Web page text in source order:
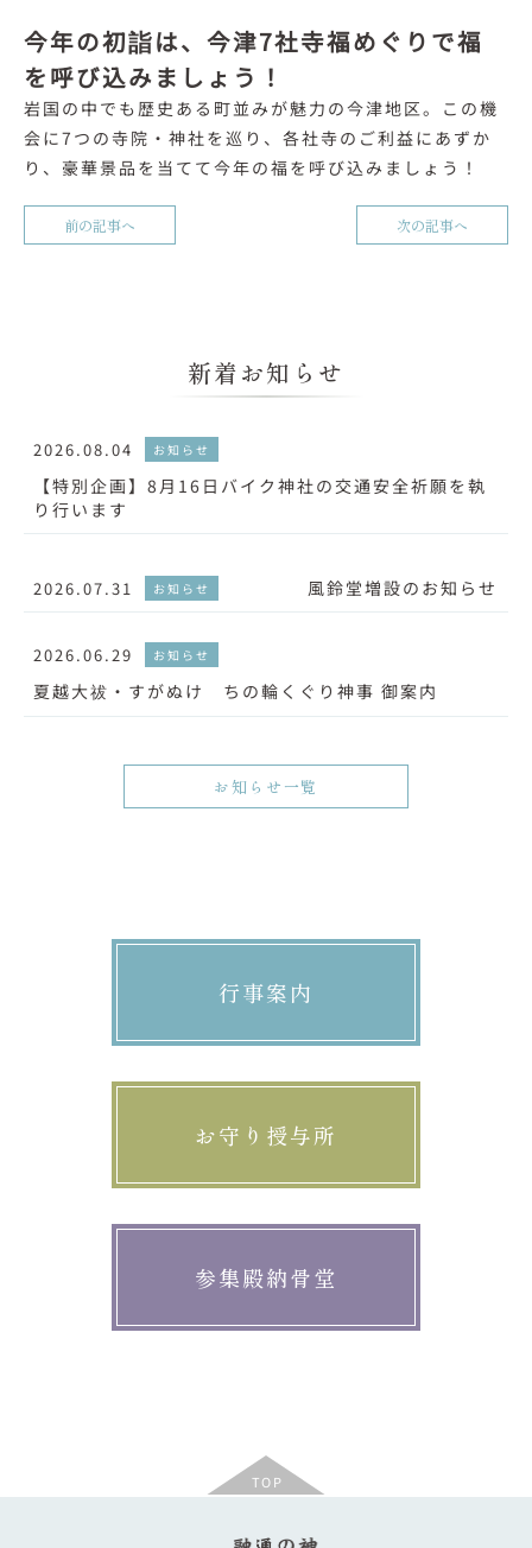
今年の初詣は、今津7社寺福めぐりで福
を呼び込みましょう！
岩国の中でも歴史ある町並みが魅力の今津地区。この機
会に7つの寺院・神社を巡り、各社寺のご利益にあずか
り、豪華景品を当てて今年の福を呼び込みましょう！
前の記事へ 次の記事へ
新着お知らせ
2026.08.04 お知らせ
【特別企画】8月16日バイク神社の交通安全祈願を執
り行います
2026.07.31 お知らせ 風鈴堂増設のお知らせ
2026.06.29 お知らせ
夏越大祓・すがぬけ ちの輪くぐり神事 御案内
お知らせ一覧
行事案内
お守り授与所
参集殿納骨堂
TOP